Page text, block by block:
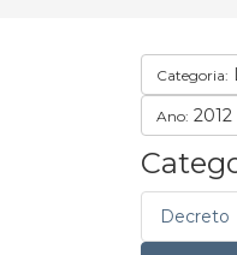
Categoria:
Ano: 2012
Decreto